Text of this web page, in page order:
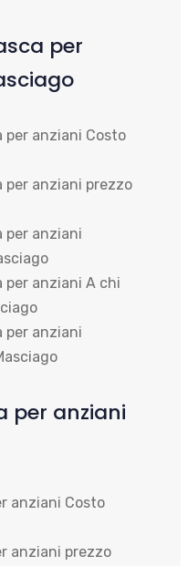
per
per anziani Costo
per anziani prezzo
per anziani
per anziani A chi
per anziani
per anziani
anziani Costo
anziani prezzo